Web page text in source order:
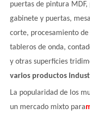
puertas de pintura
gabinete y puertas,
corte, procesamiento
tableros de onda,
y otras superficies
varios productos
La popularidad de los
un mercado mixto para